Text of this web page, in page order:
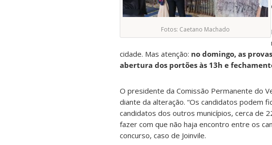
Fotos: Caetano Machado
cidade. Mas atenção: no domingo, as
abertura dos portões às 13h e
O presidente da Comissão Permanente do
diante da alteração. “Os candidatos podem
candidatos dos outros municípios, cerca de
fazer com que não haja encontro entre os
concurso, caso de Joinvile.